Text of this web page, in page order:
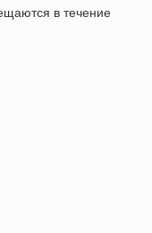
в течение